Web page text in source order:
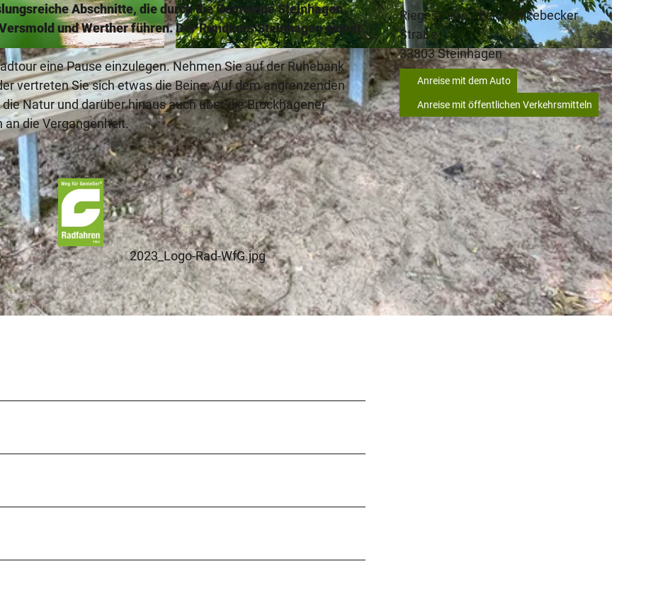
© Gemeinde Steinhagen
Abschnitte, die durch die Gemeinde Steinhagen
und Werther führen. DerRundkurs Steinhageneignet
eine Pause einzulegen. Nehmen Sie auf der Ruhebank
vertreten Sie sich etwas die Beine: Auf dem angrenzenden
Natur und darüber hinaus auch über die Brockhagener
die Vergangenheit.
2023_Logo-Rad-WfG.jpg
Riegestraße / Ecke Kölkebecker
Straße
33803Steinhagen
Anreise mit dem Auto
Anreise mit öffentlichen Verkehrsmitteln